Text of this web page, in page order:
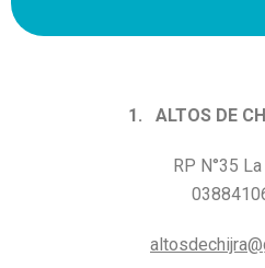
1. ALTOS DE
RP N°35